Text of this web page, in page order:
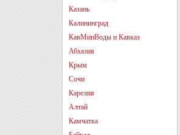
Казань
Калининград
КавМинВоды и Кавказ
Абхазия
Крым
Сочи
Карелия
Алтай
Камчатка